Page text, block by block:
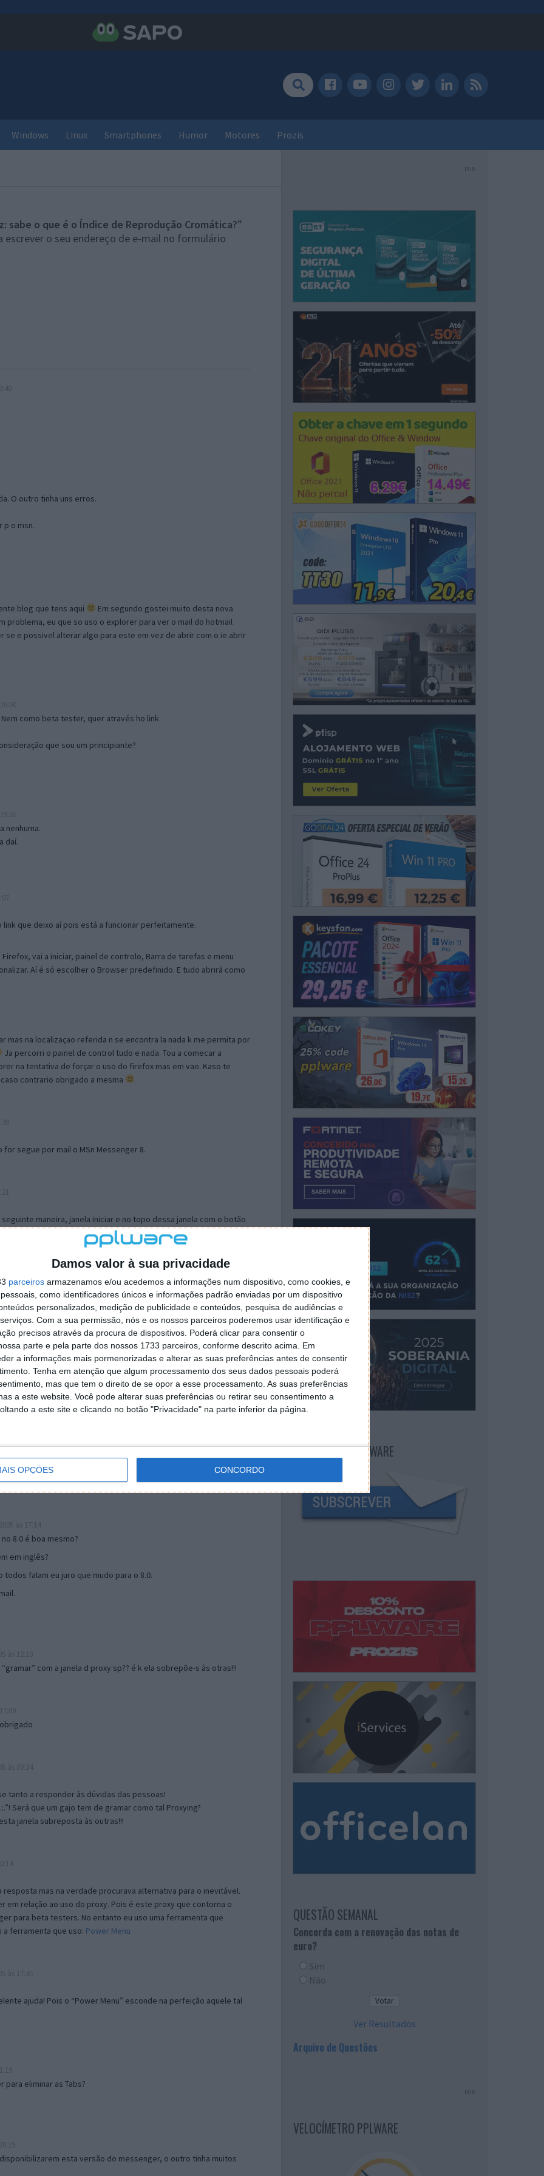
Damos valor à sua privacidade
parceiros armazenamos e/ou acedemos a informações num dispositivo, como cookies, e
como identificadores únicos e informações padrão enviadas por um dispositivo
personalizados, medição de publicidade e conteúdos, pesquisa de audiências e
Com a sua permissão, nós e os nossos parceiros poderemos usar identificação e
precisos através da procura de dispositivos. Poderá clicar para consentir o
parte e pela parte dos nossos 1733 parceiros, conforme descrito acima. Em
a informações mais pormenorizadas e alterar as suas preferências antes de consentir
Tenha em atenção que algum processamento dos seus dados pessoais poderá
mas que tem o direito de se opor a esse processamento. As suas preferências
a este website. Você pode alterar suas preferências ou retirar seu consentimento a
a este site e clicando no botão "Privacidade" na parte inferior da página.
OPÇÕES CONCORDO
Windows Linux Smartphones Humor Motores Prozis
sabe o que é o Índice de Reprodução Cromática?”
o seu endereço de e-mail no formulário
O outro tinha uns erros.
p o msn.
blog que tens aqui
Em segundo gostei muito desta nova
problema, eu que so uso o explorer para ver o mail do hotmail
se e possivel alterar algo para este em vez de abrir com o ie abrir
como beta tester, quer através ho link
que sou um principiante?
nenhuma.
daí.
que deixo aí pois está a funcionar perfeitamente.
vai a iniciar, painel de controlo, Barra de tarefas e menu
Aí é só escolher o Browser predefinido. E tudo abrirá como
mas na localizaçao referida n se encontra la nada k me permita por
Ja percorri o painel de control tudo e nada. Tou a comecar a
na tentativa de forçar o uso do firefox mas em vao. Kaso te
contrario obrigado a mesma
for segue por mail o MSn Messenger 8.
maneira, janela iniciar e no topo dessa janela com o botão
separador Menu ‘Iniciar’ clica no botão ‘Personalizar’ aí
escolheres o Browser com que queres navegar e o gestor de
ao teu Firefox e nas ferramentas ou tools escolhes ‘Opções’ ou
e logo perto do fim encontras um local para colocares um visto
é o browser predefinido.
mail algum.
17:00
8.0 é boa mesmo?
em inglês?
falam eu juro que mudo para o 8.0.
com a janela d proxy sp?? é k ela sobrepõe-s às otras!!!
tanto a responder às dúvidas das pessoas!
Será que um gajo tem de gramar como tal Proxying?
janela subreposta às outras!!!
mas na verdade procurava alternativa para o inevitável.
em relação ao uso do proxy. Pois é este proxy que contorna o
para beta testers. No entanto eu uso uma ferramenta que
ferramenta que uso: Power Menu
ajuda! Pois o “Power Menu” esconde na perfeição aquele tal
para eliminar as Tabs?
esta versão do messenger, o outro tinha muitos
PUB
NEWSLETTER PPLWARE
QUESTÃO SEMANAL
Concorda com a renovação das notas de
euro?
Sim
Não
Ver Resultados
Arquivo de Questões
PUB
VELOCÍMETRO PPLWARE